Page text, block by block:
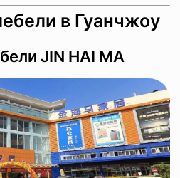
в Гуанчжоу
JIN HAI MA